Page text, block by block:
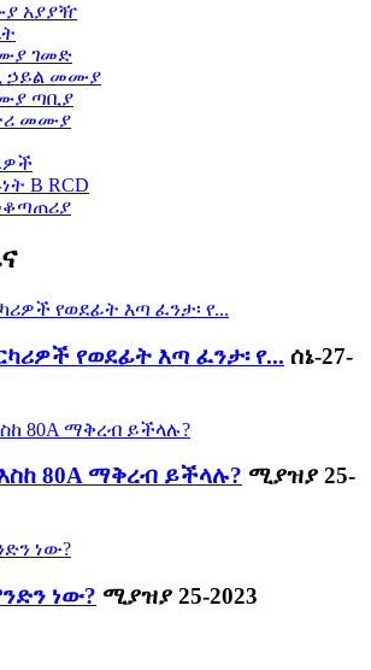
አያያዥ
ገመድ
ኃይል መሙያ
ጣቢያ
መሙያ
B RCD
የወደፊት እጣ ፈንታ፡ የ... ሰኔ-27-
80A ማቅረብ ይችላሉ? ሚያዝያ 25-
ነው? ሚያዝያ 25-2023